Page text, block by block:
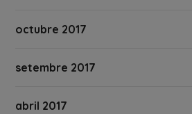
octubre 2017
setembre 2017
abril 2017